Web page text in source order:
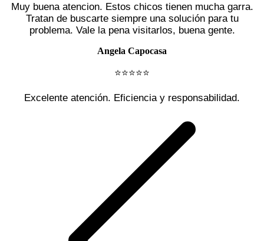
Muy buena atencion. Estos chicos tienen mucha garra.
Tratan de buscarte siempre una solución para tu
problema. Vale la pena visitarlos, buena gente.
Angela Capocasa
⭐️⭐️⭐️⭐️⭐️
Excelente atención. Eficiencia y responsabilidad.